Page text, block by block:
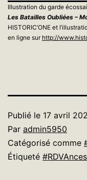
Illustration du garde
Les Batailles Oubliées –
HISTORIC’ONE et
en ligne sur http://
Publié le 17 avril
Par admin5950
Catégorisé comme
Étiqueté